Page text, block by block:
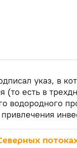
указ, в
(то есть в
водородного